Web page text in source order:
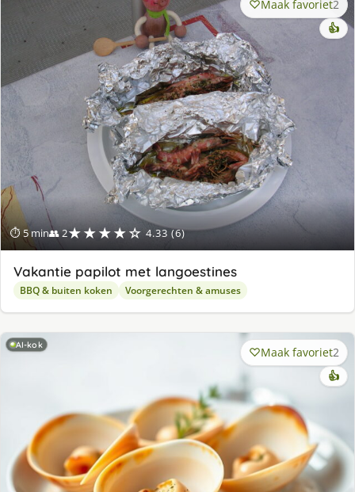
⏱ 5 min👥 2★★★★☆ 4.33 (6)
Maak favoriet2
👍
Vakantie papilot met langoestines
BBQ & buiten koken Voorgerechten & amuses
AI-kok Maak favoriet2
👍